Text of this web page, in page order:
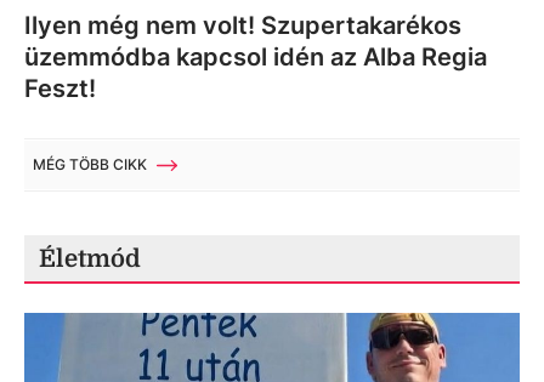
Ilyen még nem volt! Szupertakarékos
üzemmódba kapcsol idén az Alba Regia
Feszt!
MÉG TÖBB CIKK
Életmód